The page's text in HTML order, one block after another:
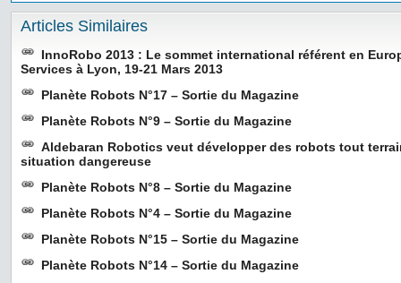
Articles Similaires
InnoRobo 2013 : Le sommet international référent en
Services à Lyon, 19-21 Mars 2013
Planète Robots N°17 – Sortie du Magazine
Planète Robots N°9 – Sortie du Magazine
Aldebaran Robotics veut développer des robots tout
situation dangereuse
Planète Robots N°8 – Sortie du Magazine
Planète Robots N°4 – Sortie du Magazine
Planète Robots N°15 – Sortie du Magazine
Planète Robots N°14 – Sortie du Magazine